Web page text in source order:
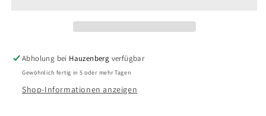
Abholung bei Hauzenberg verfügbar
Gewöhnlich fertig in 5 oder mehr Tagen
Shop-Informationen anzeigen